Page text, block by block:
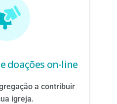
doações on-line
a contribuir
igreja.